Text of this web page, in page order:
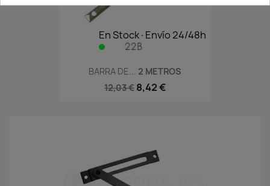
En Stock·Envío 24/48h
BARRA DE... 2 METROS
12,03 € 8,42 €